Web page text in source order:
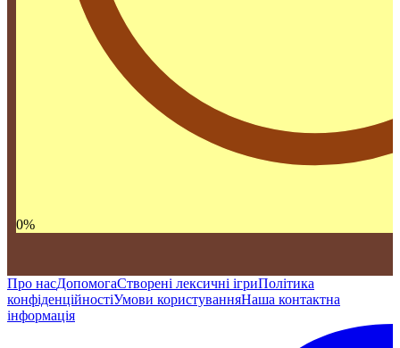
0%
Про насДопомогаСтворені лексичні ігриПолітика
конфіденційностіУмови користуванняНаша контактна
інформація